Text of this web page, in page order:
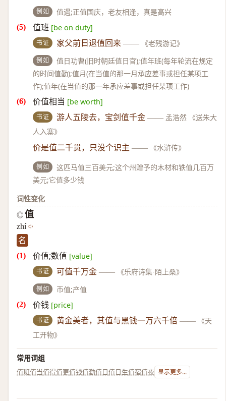
例如 值遇;正值国庆，老友相逢，真是高兴
值班 [be on duty]
书证 家父前日退值回来 —— 《老残游记》
例如
值日功曹(旧时朝廷值日官);值年班(每年轮流在规定
的时间值勤);值月(在当值的那一月承应差事或担任某项工
作);值年(在当值的那一年承应差事或担任某项工作)
价值相当 [be worth]
书证 游人五陵去，宝剑值千金 —— 孟浩然 《送朱大
人入寨》
价是值二千贯，只没个识主 —— 《水浒传》
例如
这匹马值三百美元;这个州赠予的木材和铁值几百万
美元;它值多少钱
词性变化
◎ 值
zhí
名
价值;数值 [value]
书证 可值千万金 —— 《乐府诗集·陌上桑》
例如 币值;产值
价钱 [price]
书证 黄金美者，其值与黑钱一万六千倍 ——
《天
工开物》
常用词组
值班值当值得值更值钱值勤值日值日生值宿值夜 显示更多...